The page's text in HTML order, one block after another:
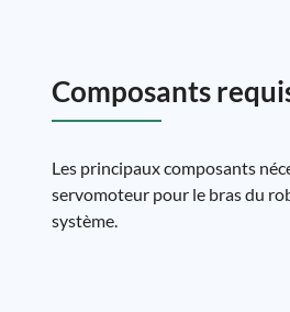
Composants
Les principaux composants
servomoteur pour le bras du
système.